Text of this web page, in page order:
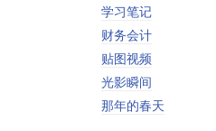
学习笔记
财务会计
贴图视频
光影瞬间
那年的春天